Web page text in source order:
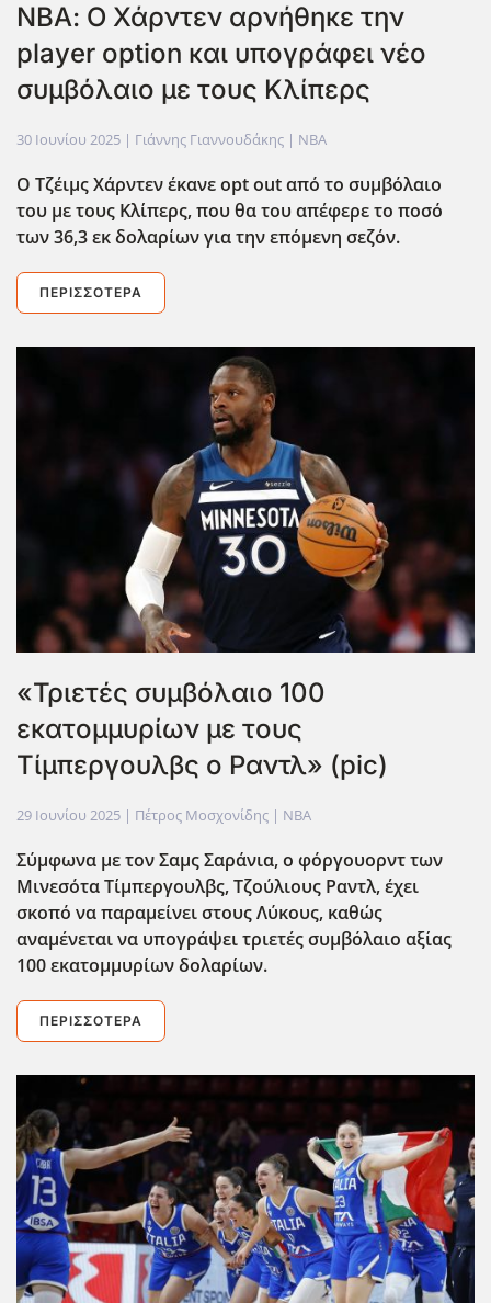
ΝΒΑ: Ο Χάρντεν αρνήθηκε την
player option και υπογράφει νέο
συμβόλαιο με τους Κλίπερς
30 Ιουνίου 2025 | Γιάννης Γιαννουδάκης | NBA
Ο Τζέιμς Χάρντεν έκανε optoutαπό το συμβόλαιο
του με τους Κλίπερς, που θα του απέφερε το ποσό
των 36,3 εκ δολαρίων για την επόμενη σεζόν.
ΠΕΡΙΣΣΌΤΕΡΑ
«Τριετές συμβόλαιο 100
εκατομμυρίων με τους
Τίμπεργουλβς ο Ραντλ» (pic)
29 Ιουνίου 2025 | Πέτρος Μοσχονίδης | NBA
Σύμφωνα με τον Σαμς Σαράνια, ο φόργουορντ των
Μινεσότα Τίμπεργουλβς, Τζούλιους Ραντλ, έχει
σκοπό να παραμείνει στους Λύκους, καθώς
αναμένεται να υπογράψει τριετές συμβόλαιο αξίας
100 εκατομμυρίων δολαρίων.
ΠΕΡΙΣΣΌΤΕΡΑ